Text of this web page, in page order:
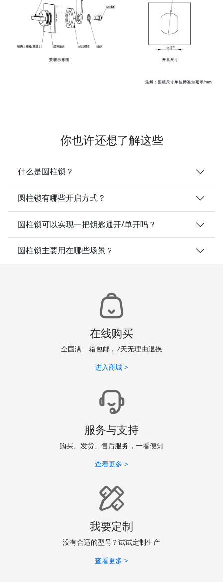
你也许还想了解这些
什么是圆柱锁？
圆柱锁有哪些开启方式？
圆柱锁可以实现一把钥匙通开/单开吗？
圆柱锁主要用在哪些场景？
在线购买
全国满一箱包邮，7天无理由退换
进入商城 >
服务与支持
购买、发货、售后服务，一看便知
查看更多 >
我要定制
没有合适的型号？试试定制生产
查看更多 >